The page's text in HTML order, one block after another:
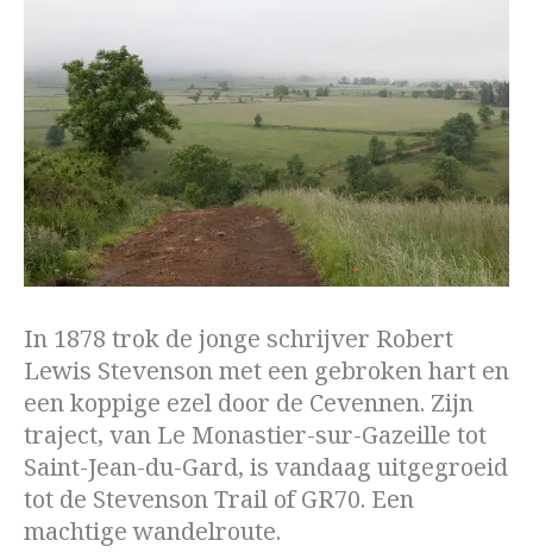
In 1878 trok de jonge schrijver Robert
Lewis Stevenson met een gebroken hart en
een koppige ezel door de Cevennen. Zijn
traject, van Le Monastier-sur-Gazeille tot
Saint-Jean-du-Gard, is vandaag uitgegroeid
tot de Stevenson Trail of GR70. Een
machtige wandelroute.